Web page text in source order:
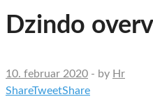
Dzindo
10. februar 2020 - by Hr
ShareTweetShare